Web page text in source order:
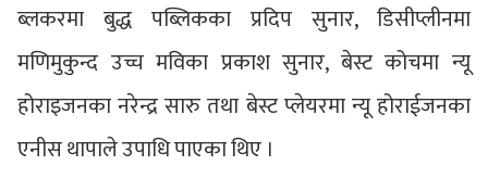
ब्लकरमा बुद्ध पब्लिकका प्रदिप सुनार, डिसीप्लीनमा
मणिमुकुन्द उच्च मविका प्रकाश सुनार, बेस्ट कोचमा न्यू
होराइजनका नरेन्द्र सारु तथा बेस्ट प्लेयरमा न्यू होराईजनका
एनीस थापाले उपाधि पाएका थिए ।